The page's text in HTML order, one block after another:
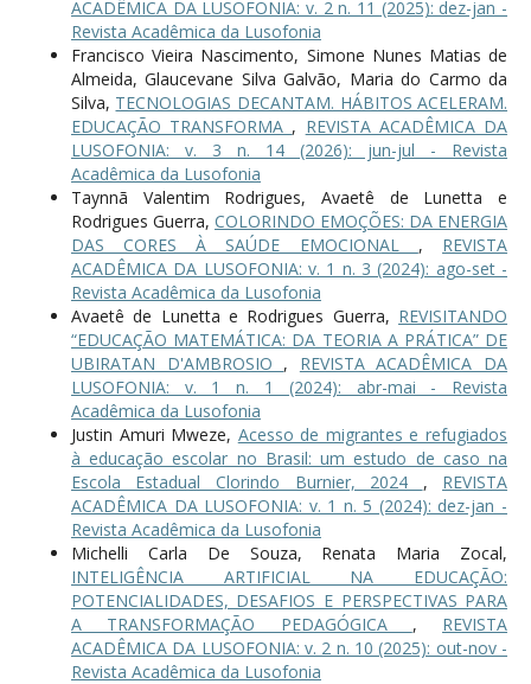
ACADÊMICA DA LUSOFONIA: v. 2 n. 11 (2025): dez-jan -
Revista Acadêmica da Lusofonia
Francisco Vieira Nascimento, Simone Nunes Matias de
Almeida, Glaucevane Silva Galvão, Maria do Carmo da
Silva, TECNOLOGIAS DECANTAM. HÁBITOS ACELERAM.
EDUCAÇÃO TRANSFORMA , REVISTA ACADÊMICA DA
LUSOFONIA: v. 3 n. 14 (2026): jun-jul - Revista
Acadêmica da Lusofonia
Taynnã Valentim Rodrigues, Avaetê de Lunetta e
Rodrigues Guerra, COLORINDO EMOÇÕES: DA ENERGIA
DAS CORES À SAÚDE EMOCIONAL , REVISTA
ACADÊMICA DA LUSOFONIA: v. 1 n. 3 (2024): ago-set -
Revista Acadêmica da Lusofonia
Avaetê de Lunetta e Rodrigues Guerra, REVISITANDO
“EDUCAÇÃO MATEMÁTICA: DA TEORIA A PRÁTICA” DE
UBIRATAN D'AMBROSIO , REVISTA ACADÊMICA DA
LUSOFONIA: v. 1 n. 1 (2024): abr-mai - Revista
Acadêmica da Lusofonia
Justin Amuri Mweze, Acesso de migrantes e refugiados
à educação escolar no Brasil: um estudo de caso na
Escola Estadual Clorindo Burnier, 2024 , REVISTA
ACADÊMICA DA LUSOFONIA: v. 1 n. 5 (2024): dez-jan -
Revista Acadêmica da Lusofonia
Michelli Carla De Souza, Renata Maria Zocal,
INTELIGÊNCIA ARTIFICIAL NA EDUCAÇÃO:
POTENCIALIDADES, DESAFIOS E PERSPECTIVAS PARA
A TRANSFORMAÇÃO PEDAGÓGICA , REVISTA
ACADÊMICA DA LUSOFONIA: v. 2 n. 10 (2025): out-nov -
Revista Acadêmica da Lusofonia